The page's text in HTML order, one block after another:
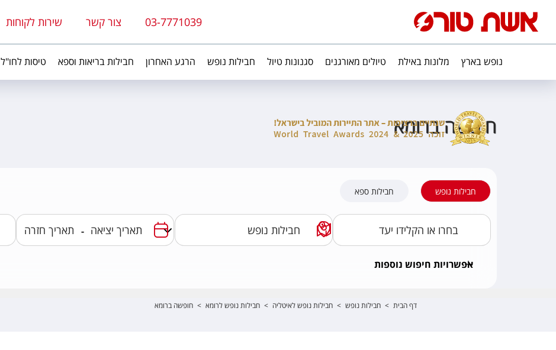
03-7771039 צור קשר שירות לקוחות
נופש בארץ מלונות באילת טיולים מאורגנים סגנונות טיול חבילות נופש הרגע האחרון חבילות בריאות וספא טיסות לחו"ל
חופשה ברומא
חבילות נופש חבילות ספא
-
אפשרויות חיפוש נוספות
דף הבית > חבילות נופש > חבילות נופש לאיטליה > חבילות נופש לרומא > חופשה ברומא